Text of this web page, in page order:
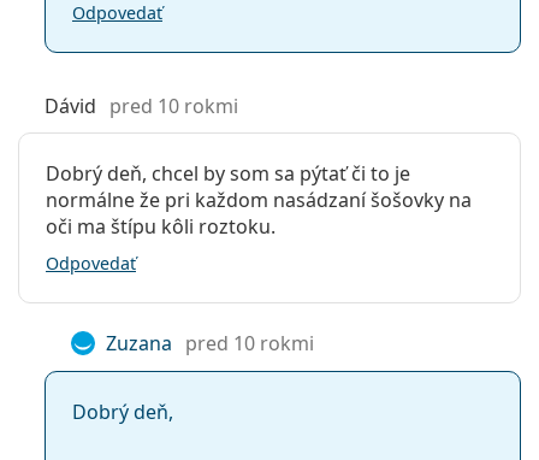
Odpovedať
Dávid pred 10 rokmi
Dobrý deň, chcel by som sa pýtať či to je
normálne že pri každom nasádzaní šošovky na
oči ma štípu kôli roztoku.
Odpovedať
Zuzana pred 10 rokmi
Dobrý deň,